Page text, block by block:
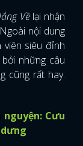
Về lại nhận
nội dung
viên siêu đỉnh
những câu
cũng rất hay.
Cưu